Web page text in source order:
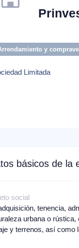
y
Limitada
básicos de la
social
tenencia,
urbana o
y terrenos, así como